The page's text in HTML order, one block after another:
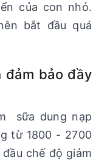
của con nhỏ.
bắt đầu quá
đảm bảo đầy
sữa dung nạp
từ 1800 - 2700
chế độ giảm